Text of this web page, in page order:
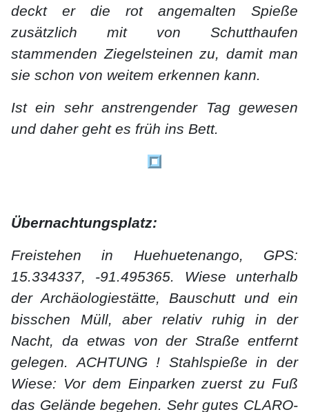
deckt er die rot angemalten Spieße
zusätzlich mit von Schutthaufen
stammenden Ziegelsteinen zu, damit man
sie schon von weitem erkennen kann.
Ist ein sehr anstrengender Tag gewesen
und daher geht es früh ins Bett.
Übernachtungsplatz:
Freistehen in Huehuetenango, GPS:
15.334337, -91.495365. Wiese unterhalb
der Archäologiestätte, Bauschutt und ein
bisschen Müll, aber relativ ruhig in der
Nacht, da etwas von der Straße entfernt
gelegen. ACHTUNG ! Stahlspieße in der
Wiese: Vor dem Einparken zuerst zu Fuß
das Gelände begehen. Sehr gutes CLARO-